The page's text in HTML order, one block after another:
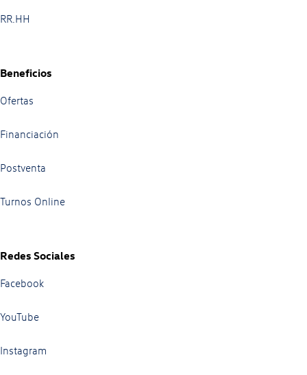
RR.HH
Beneficios
Ofertas
Financiación
Postventa
Turnos Online
Redes Sociales
Facebook
YouTube
Instagram